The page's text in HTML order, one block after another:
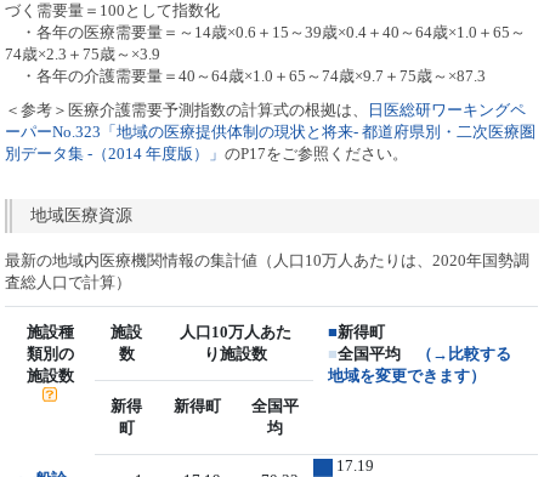
づく需要量＝100として指数化
・各年の医療需要量＝～14歳×0.6＋15～39歳×0.4＋40～64歳×1.0＋65～
74歳×2.3＋75歳～×3.9
・各年の介護需要量＝40～64歳×1.0＋65～74歳×9.7＋75歳～×87.3
＜参考＞医療介護需要予測指数の計算式の根拠は、
日医総研ワーキングペ
ーパーNo.323「地域の医療提供体制の現状と将来- 都道府県別・二次医療圏
別データ集 -（2014 年度版）」のP17をご参照ください。
地域医療資源
最新の地域内医療機関情報の集計値（人口10万人あたりは、2020年国勢調
査総人口で計算）
施設種
類別の
施設数
施設
数
人口10万人あた
り施設数
■新得町
■全国平均
（→比較する
地域を変更できます）
新得
町
新得町
全国平
均
17.19